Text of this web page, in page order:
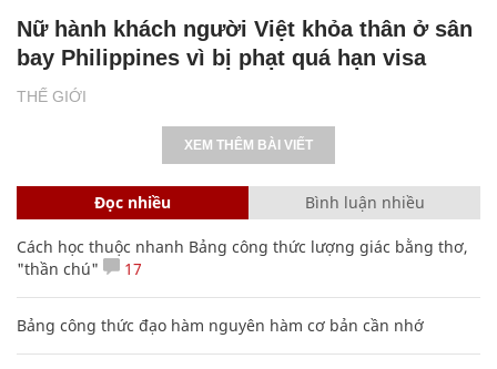
THẾ GIỚI
Nữ hành khách người Việt khỏa thân ở sân
bay Philippines vì bị phạt quá hạn visa
XEM THÊM BÀI VIẾT
Đọc nhiều Bình luận nhiều
Cách học thuộc nhanh Bảng công thức lượng giác bằng thơ,
"thần chú"
17
Bảng công thức đạo hàm nguyên hàm cơ bản cần nhớ